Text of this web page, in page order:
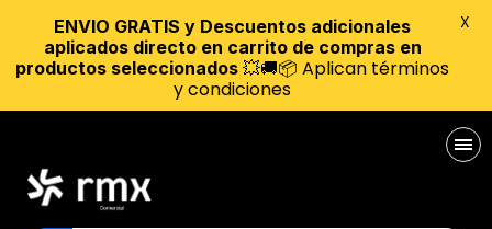
ENVIO GRATIS y Descuentos adicionales
aplicados directo en carrito de compras en
productos seleccionados 💥🚚📦 Aplican términos
y condiciones
X